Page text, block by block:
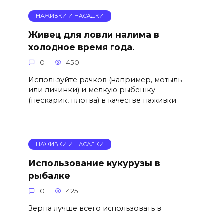
НАЖИВКИ И НАСАДКИ
Живец для ловли налима в
холодное время года.
0 450
Используйте рачков (например, мотыль
или личинки) и мелкую рыбешку
(пескарик, плотва) в качестве наживки
НАЖИВКИ И НАСАДКИ
Использование кукурузы в
рыбалке
0 425
Зерна лучше всего использовать в